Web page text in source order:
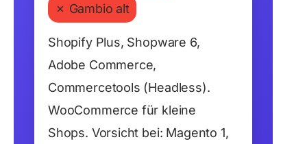
✗ Gambio alt
Shopify Plus, Shopware 6,
Adobe Commerce,
Commercetools (Headless).
WooCommerce für kleine
Shops. Vorsicht bei: Magento 1,